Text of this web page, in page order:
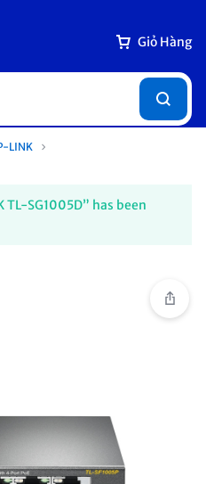
Giỏ Hàng
LINK
TL-SG1005D” has been